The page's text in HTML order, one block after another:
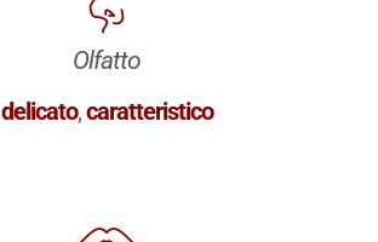
Olfatto
delicato,caratteristico